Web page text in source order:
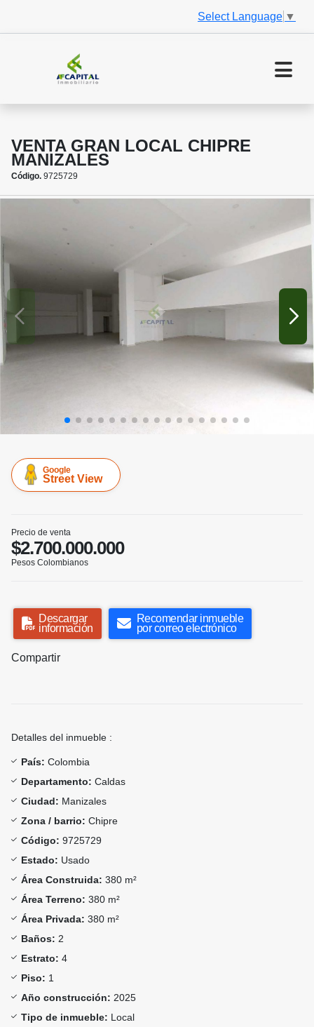
Select Language ▼
VENTA GRAN LOCAL CHIPRE
MANIZALES
Código. 9725729
Google
Street View
Precio de venta
$2.700.000.000
Pesos Colombianos
Descargar
información
Recomendar inmueble
por correo electrónico
Compartir
Detalles del inmueble :
País: Colombia
Departamento: Caldas
Ciudad: Manizales
Zona / barrio: Chipre
Código: 9725729
Estado: Usado
Área Construida: 380 m²
Área Terreno: 380 m²
Área Privada: 380 m²
Baños: 2
Estrato: 4
Piso: 1
Año construcción: 2025
Tipo de inmueble: Local